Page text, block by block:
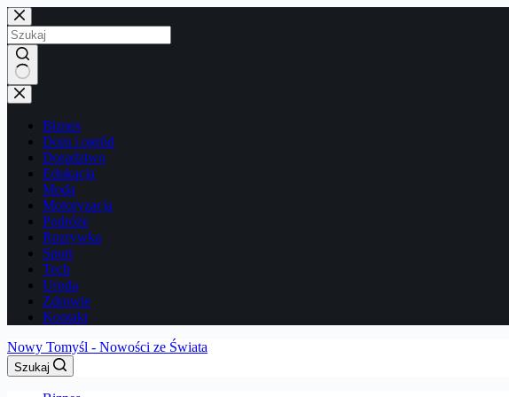
Przejdź
do
treści
Brak
wyników
Biznes
Dom i ogród
Doradztwo
Edukacja
Moda
Motoryzacja
Podróże
Rozrywka
Sport
Tech
Uroda
Zdrowie
Kontakt
Nowy Tomyśl - Nowości ze Świata
Szukaj